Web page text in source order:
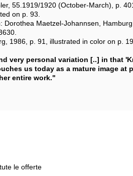
55.1919/1920 (October-March), p.
on p. 93.
Dorothea Maetzel-Johannsen,
1986, p. 91, illustrated in color on p. 19.
very personal variation [..] in that
us today as a mature image at
entire work."
tute le offerte